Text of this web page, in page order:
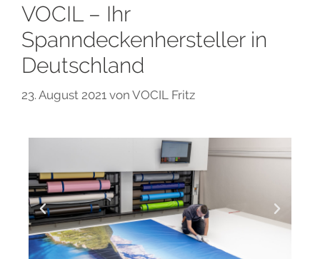
VOCIL – Ihr
Spanndeckenhersteller in
Deutschland
23. August 2021 von VOCIL Fritz